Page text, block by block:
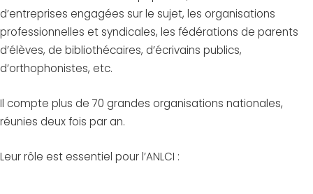
d’entreprises engagées sur le sujet, les organisations
professionnelles et syndicales, les fédérations de parents
d’élèves, de bibliothécaires, d’écrivains publics,
d’orthophonistes, etc.
Il compte plus de 70 grandes organisations nationales,
réunies deux fois par an.
Leur rôle est essentiel pour l’ANLCI :